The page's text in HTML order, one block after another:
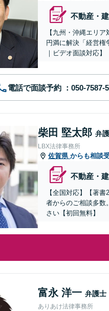
不動産・
【九州・沖縄エリ
円満に解決「経営
｜ビデオ面談対応】
電話で面談予約
柴田 堅太郎 弁
LBX法律事務所
佐賀県 からも相談
不動産・
【全国対応】【著
者からのご相談多数
さい【初回無料】
富永 洋一 弁護士
ありあけ法律事務所